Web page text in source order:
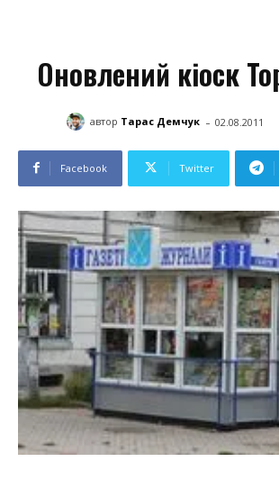
Оновлений кіоск
автор Тарас Демчук - 02.08.2011
Facebook Twitter